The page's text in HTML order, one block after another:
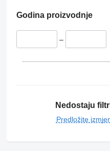
Godina proizvodnje
–
Nedostaju
Predložite